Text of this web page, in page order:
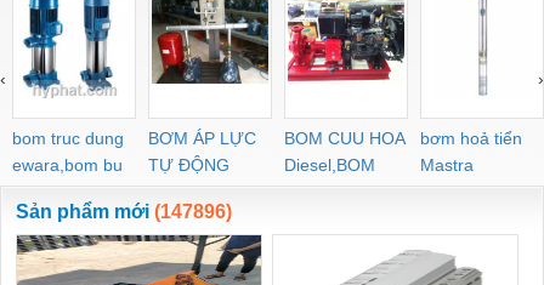
bom truc dung
ewara,bom bu
ewara
BƠM ÁP LỰC
TỰ ĐỘNG
BOM CUU HOA
Diesel,BOM
CHUA CHAY
bơm hoả tiển
Mastra
‹ ›
Sản phẩm mới (147896)